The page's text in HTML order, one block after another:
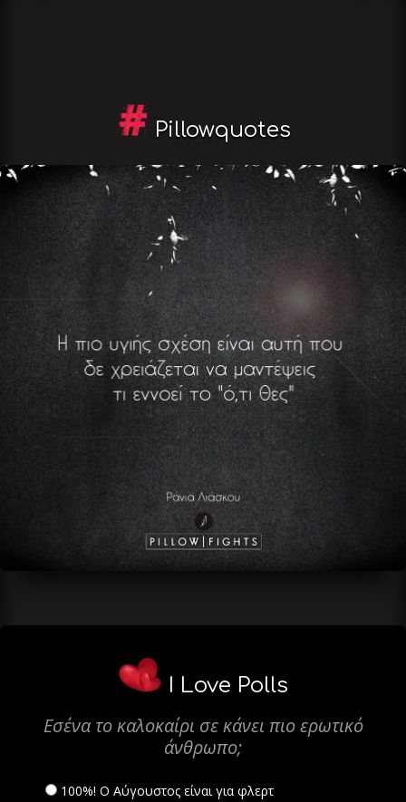
Pillowquotes
I Love Polls
Εσένα το καλοκαίρι σε κάνει πιο ερωτικό
άνθρωπο;
100%! Ο Αύγουστος είναι για φλερτ